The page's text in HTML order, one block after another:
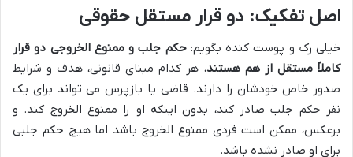
اصل تفکیک: دو قرار مستقل حقوقی
خیلی رک و پوست کنده بگویم:حکم جلب و ممنوع الخروجی دو قرار
کاملاً مستقل از هم هستند. هر کدام مبنای قانونی، هدف و شرایط
صدور خاص خودشان را دارند. قاضی یا بازپرس می تواند برای یک
نفر حکم جلب صادر کند، بدون اینکه او را ممنوع الخروج کند. و
برعکس، ممکن است فردی ممنوع الخروج باشد اما هیچ حکم جلبی
برای او صادر نشده باشد.